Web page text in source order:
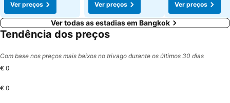
Ver preços
Ver preços
Ver preços
Ver todas as estadias em Bangkok
Tendência dos preços
Com base nos preços mais baixos no trivago durante os últimos 30 dias
€ 0
€ 0